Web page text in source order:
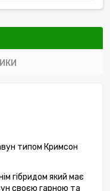
типом Кримсон
гібридом який має
своєю гарною та